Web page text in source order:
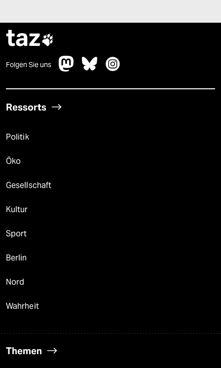
taz
Folgen Sie uns
Ressorts
Politik
Öko
Gesellschaft
Kultur
Sport
Berlin
Nord
Wahrheit
Themen